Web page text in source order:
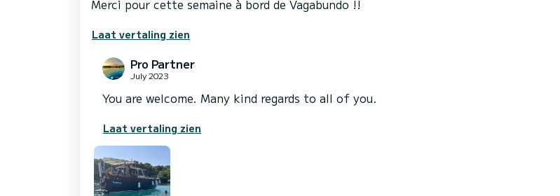
Merci pour cette semaine à bord de Vagabundo !!
Laat vertaling zien
Pro Partner
July 2023
You are welcome. Many kind regards to all of you.
Laat vertaling zien